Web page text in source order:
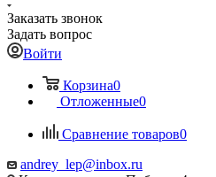
Заказать звонок
Задать вопрос
Войти
Корзина0
Отложенные0
Сравнение товаров0
andrey_lep@inbox.ru